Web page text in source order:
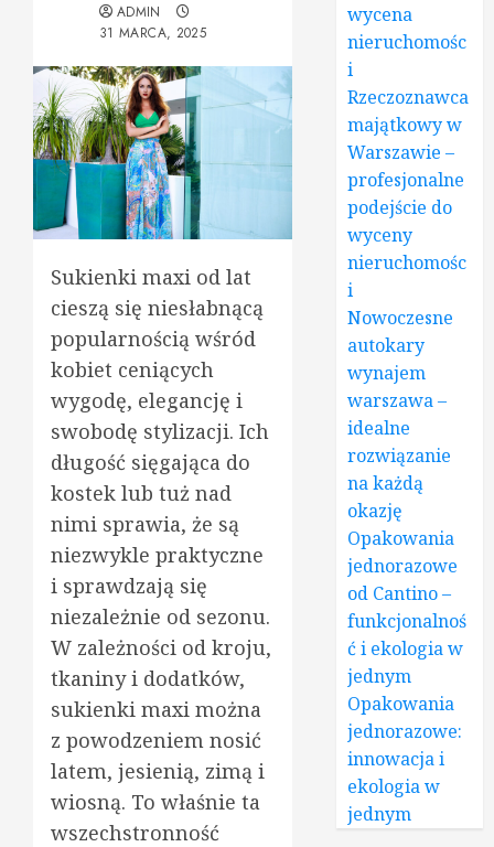
ADMIN
31 MARCA, 2025
Sukienki maxi od lat
cieszą się niesłabnącą
popularnością wśród
kobiet ceniących
wygodę, elegancję i
swobodę stylizacji. Ich
długość sięgająca do
kostek lub tuż nad
nimi sprawia, że są
niezwykle praktyczne
i sprawdzają się
niezależnie od sezonu.
W zależności od kroju,
tkaniny i dodatków,
sukienki maxi można
z powodzeniem nosić
latem, jesienią, zimą i
wiosną. To właśnie ta
wszechstronność
wycena
nieruchomośc
i
Rzeczoznawca
majątkowy w
Warszawie –
profesjonalne
podejście do
wyceny
nieruchomośc
i
Nowoczesne
autokary
wynajem
warszawa –
idealne
rozwiązanie
na każdą
okazję
Opakowania
jednorazowe
od Cantino –
funkcjonalnoś
ć i ekologia w
jednym
Opakowania
jednorazowe:
innowacja i
ekologia w
jednym